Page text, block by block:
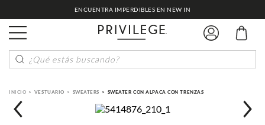
ENCUENTRA IMPERDIBLES EN NEW IN
¿Qué estás buscando?
VESTUARIO SWEATERS SWEATER CON ALPACA CON TRENZAS